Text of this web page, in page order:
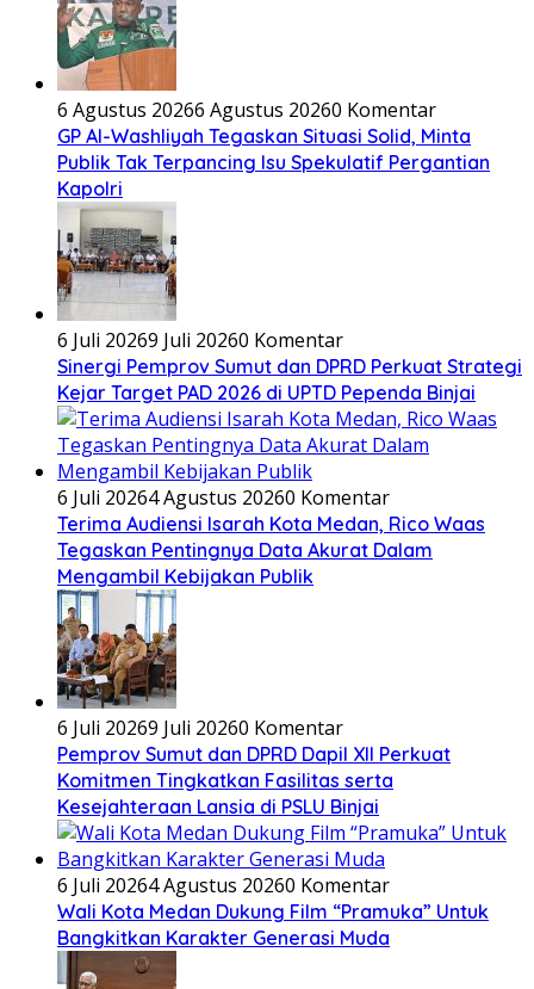
6 Agustus 20266 Agustus 20260 Komentar
GP Al-Washliyah Tegaskan Situasi Solid, Minta
Publik Tak Terpancing Isu Spekulatif Pergantian
Kapolri
6 Juli 20269 Juli 20260 Komentar
Sinergi Pemprov Sumut dan DPRD Perkuat Strategi
Kejar Target PAD 2026 di UPTD Pependa Binjai
6 Juli 20264 Agustus 20260 Komentar
Terima Audiensi Isarah Kota Medan, Rico Waas
Tegaskan Pentingnya Data Akurat Dalam
Mengambil Kebijakan Publik
6 Juli 20269 Juli 20260 Komentar
Pemprov Sumut dan DPRD Dapil XII Perkuat
Komitmen Tingkatkan Fasilitas serta
Kesejahteraan Lansia di PSLU Binjai
6 Juli 20264 Agustus 20260 Komentar
Wali Kota Medan Dukung Film “Pramuka” Untuk
Bangkitkan Karakter Generasi Muda